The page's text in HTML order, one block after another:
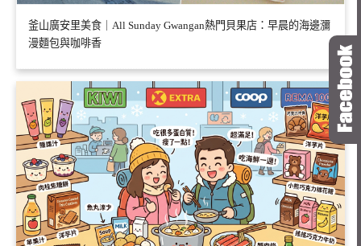
釜山廣安里美食｜All Sunday Gwangan熱門貝果店：早晨的海邊瀰
漫麵包與咖啡香